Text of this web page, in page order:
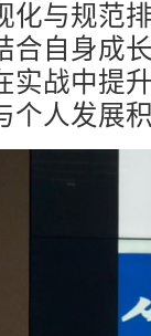
化与规范
合自身成
实战中提
个人发展